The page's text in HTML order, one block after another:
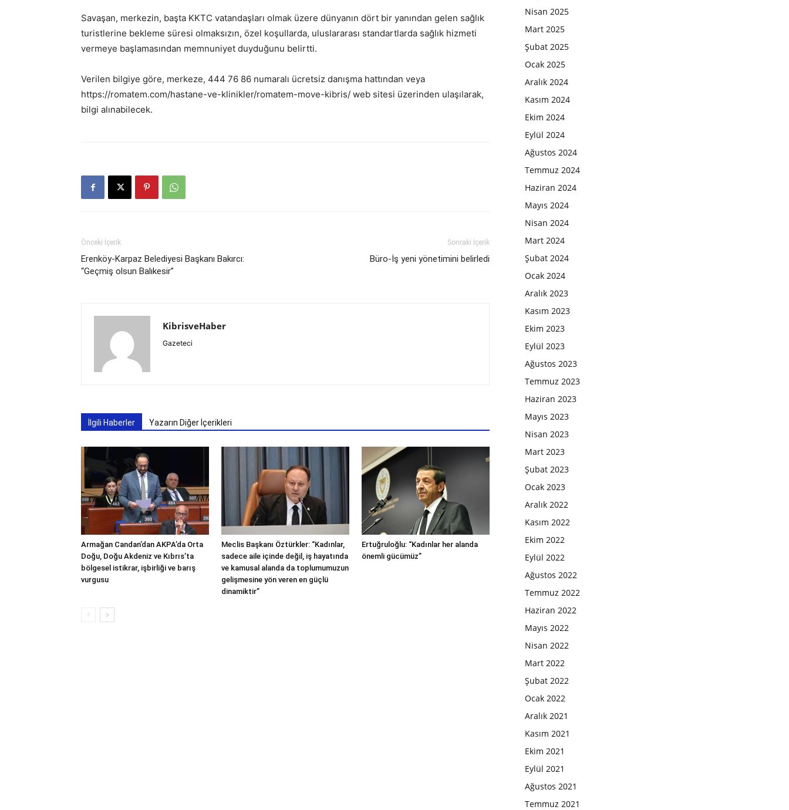
Savaşan, merkezin, başta KKTC vatandaşları olmak üzere dünyanın dört bir yanından gelen sağlık
turistlerine bekleme süresi olmaksızın, özel koşullarda, uluslararası standartlarda sağlık hizmeti
vermeye başlamasından memnuniyet duyduğunu belirtti.
Verilen bilgiye göre, merkeze, 444 76 86 numaralı ücretsiz danışma hattından veya
https://romatem.com/hastane-ve-klinikler/romatem-move-kibris/ web sitesi üzerinden ulaşılarak,
bilgi alınabilecek.
Önceki İçerik
Erenköy-Karpaz Belediyesi Başkanı Bakırcı:
“Geçmiş olsun Balıkesir”
Sonraki İçerik
Büro-İş yeni yönetimini belirledi
KibrisveHaber
Gazeteci
İlgili Haberler Yazarın Diğer İçerikleri
Armağan Candan’dan AKPA’da Orta
Doğu, Doğu Akdeniz ve Kıbrıs’ta
bölgesel istikrar, işbirliği ve barış
vurgusu
Meclis Başkanı Öztürkler: “Kadınlar,
sadece aile içinde değil, iş hayatında
ve kamusal alanda da toplumumuzun
gelişmesine yön veren en güçlü
dinamiktir”
Ertuğruloğlu: “Kadınlar her alanda
önemli gücümüz”
Nisan 2025
Mart 2025
Şubat 2025
Ocak 2025
Aralık 2024
Kasım 2024
Ekim 2024
Eylül 2024
Ağustos 2024
Temmuz 2024
Haziran 2024
Mayıs 2024
Nisan 2024
Mart 2024
Şubat 2024
Ocak 2024
Aralık 2023
Kasım 2023
Ekim 2023
Eylül 2023
Ağustos 2023
Temmuz 2023
Haziran 2023
Mayıs 2023
Nisan 2023
Mart 2023
Şubat 2023
Ocak 2023
Aralık 2022
Kasım 2022
Ekim 2022
Eylül 2022
Ağustos 2022
Temmuz 2022
Haziran 2022
Mayıs 2022
Nisan 2022
Mart 2022
Şubat 2022
Ocak 2022
Aralık 2021
Kasım 2021
Ekim 2021
Eylül 2021
Ağustos 2021
Temmuz 2021